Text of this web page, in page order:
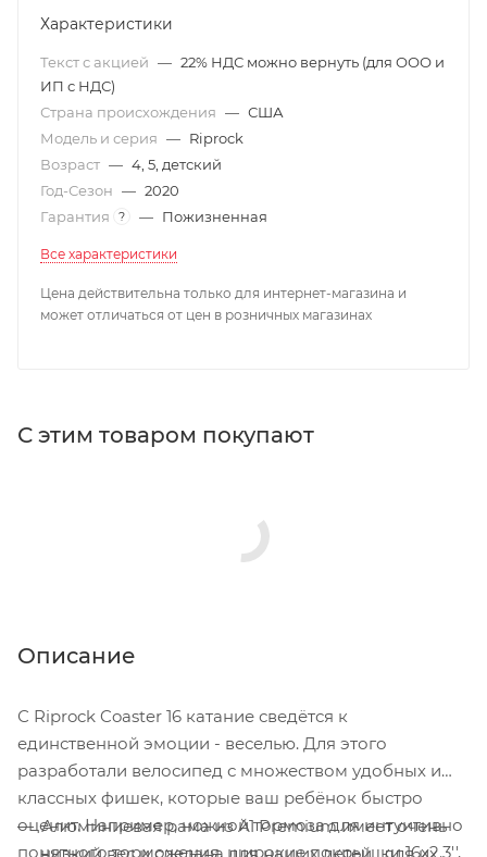
Характеристики
Текст с акцией — 22% НДС можно вернуть (для ООО и
ИП с НДС)
Страна происхождения — США
Модель и серия — Riprock
Возраст — 4, 5, детский
Год-Сезон — 2020
Гарантия
? — Пожизненная
Все характеристики
Цена действительна только для интернет-магазина и
может отличаться от цен в розничных магазинах
С этим товаром покупают
Описание
С Riprock Coaster 16 катание сведётся к
единственной эмоции - веселью. Для этого
разработали велосипед с множеством удобных и
классных фишек, которые ваш ребёнок быстро
оценит. Например, ножной тормоза для интуитивно
понятного торможения, широкие покрышки 16x2.3'',
Алюминиевая рама из A1 Premium имеет очень
низкий вес и сделана для наших детей, для их